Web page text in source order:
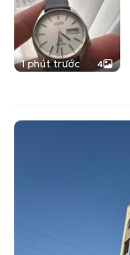
1 phút trước 4